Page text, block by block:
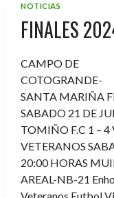
NOTICIAS
FINALES
CAMPO DE
COTOGRANDE-
SANTA MARIÑA
SABADO 21 DE
TOMIÑO F.C 1 – 4
VETERANOS
20:00 HORAS
AREAL-NB-21